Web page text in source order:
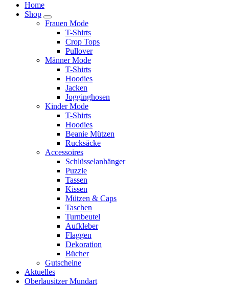
Home
Shop
Frauen Mode
T-Shirts
Crop Tops
Pullover
Männer Mode
T-Shirts
Hoodies
Jacken
Jogginghosen
Kinder Mode
T-Shirts
Hoodies
Beanie Mützen
Rucksäcke
Accessoires
Schlüsselanhänger
Puzzle
Tassen
Kissen
Mützen & Caps
Taschen
Turnbeutel
Aufkleber
Flaggen
Dekoration
Bücher
Gutscheine
Aktuelles
Oberlausitzer Mundart